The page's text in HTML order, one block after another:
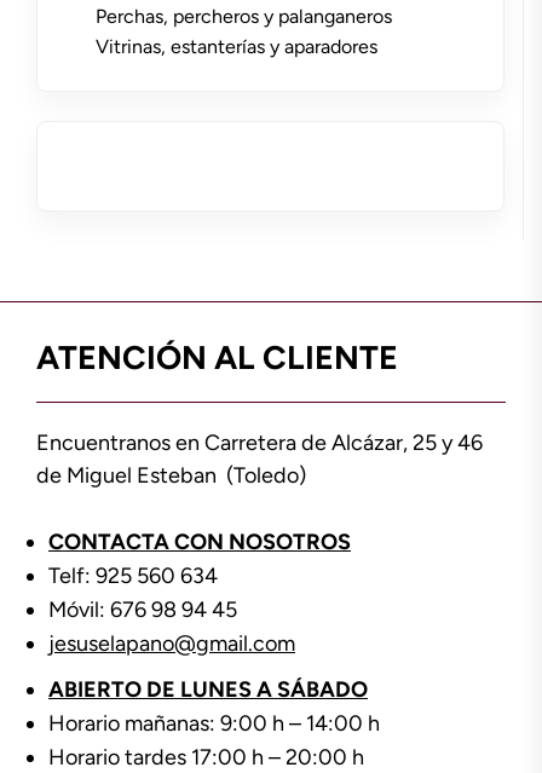
Perchas, percheros y palanganeros
Vitrinas, estanterías y aparadores
ATENCIÓN AL CLIENTE
Encuentranos en Carretera de Alcázar, 25 y 46
de Miguel Esteban (Toledo)
CONTACTA CON NOSOTROS
Telf: 925 560 634
Móvil: 676 98 94 45
jesuselapano@gmail.com
ABIERTO DE LUNES A SÁBADO
Horario mañanas: 9:00 h – 14:00 h
Horario tardes 17:00 h – 20:00 h